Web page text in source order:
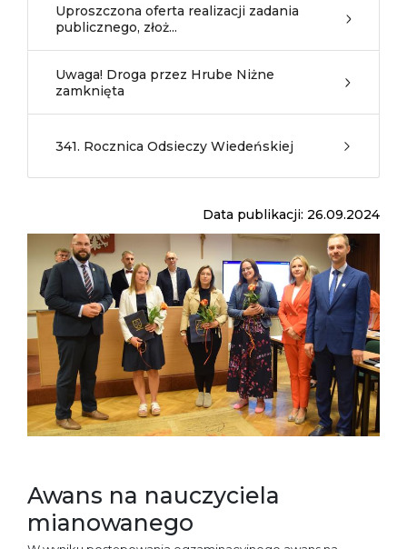
Uproszczona oferta realizacji zadania
publicznego, złoż...
Uwaga! Droga przez Hrube Niżne
zamknięta
341. Rocznica Odsieczy Wiedeńskiej
Data publikacji: 26.09.2024
Awans na nauczyciela
mianowanego